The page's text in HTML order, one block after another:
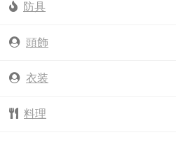
防具
頭飾
衣装
料理